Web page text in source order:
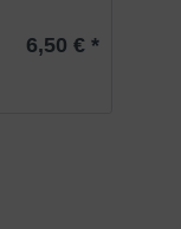
6,50 € *